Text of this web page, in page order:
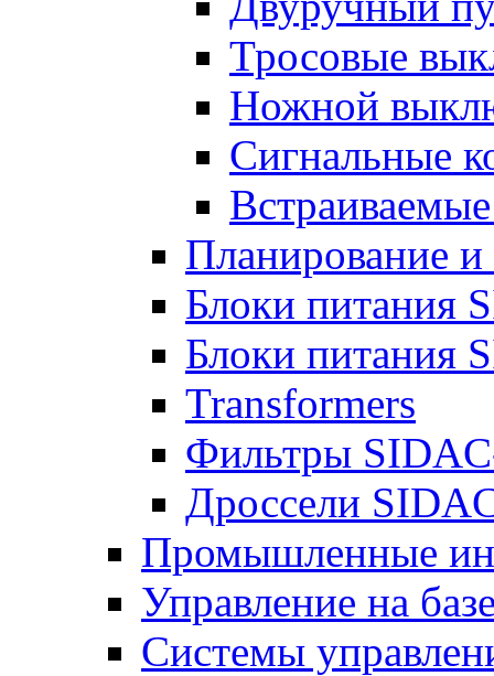
Тросовые
Ножной
Сигнальные
Планирование
Блоки питания
Блоки питания
Transformers
Фильтры
Дроссели
Промышленные
Управление на
Системы